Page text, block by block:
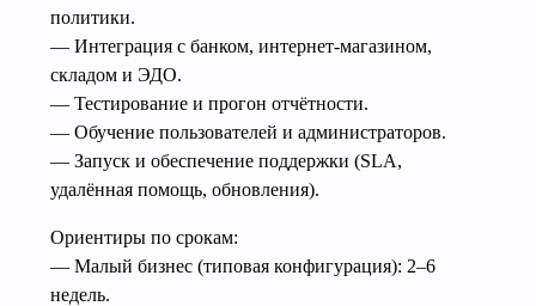
политики.
— Интеграция с банком, интернет-магазином,
складом и ЭДО.
— Тестирование и прогон отчётности.
— Обучение пользователей и администраторов.
— Запуск и обеспечение поддержки (SLA,
удалённая помощь, обновления).
Ориентиры по срокам:
— Малый бизнес (типовая конфигурация): 2–6
недель.